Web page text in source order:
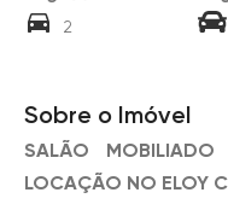
2
Sobre o Imóvel
SALÃO MOBILIADO
LOCAÇÃO NO ELOY